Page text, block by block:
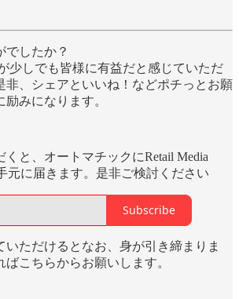
でしたか？
少しでも皆様に有益だと感じていただ
非、シェアといいね！などポチっとお願
みになります。
くと、オートマチックにRetail Media
元に届きます。是非ご検討ください
Subscribe
いただけるとなお、身が引き締まりま
こちらからお願いします。